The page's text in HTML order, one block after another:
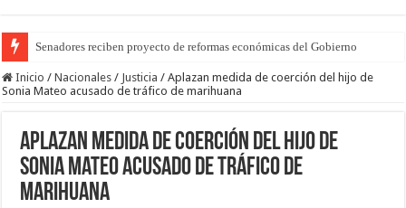
Senadores reciben proyecto de reformas económicas del Gobierno
Inicio / Nacionales / Justicia / Aplazan medida de coerción del hijo de
Sonia Mateo acusado de tráfico de marihuana
Aplazan medida de coerción del hijo de
Sonia Mateo acusado de tráfico de
marihuana